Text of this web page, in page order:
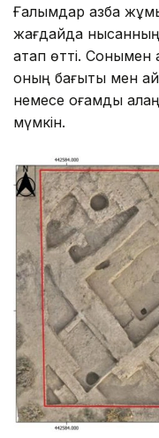
Ғалымдар қазба
жағдайда нысанның
атап өтті. Сонымен
оның бағыты мен
немесе қоғамдық
мүмкін.